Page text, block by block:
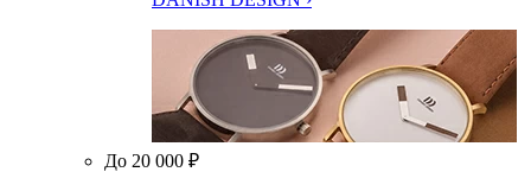
До 20 000 ₽